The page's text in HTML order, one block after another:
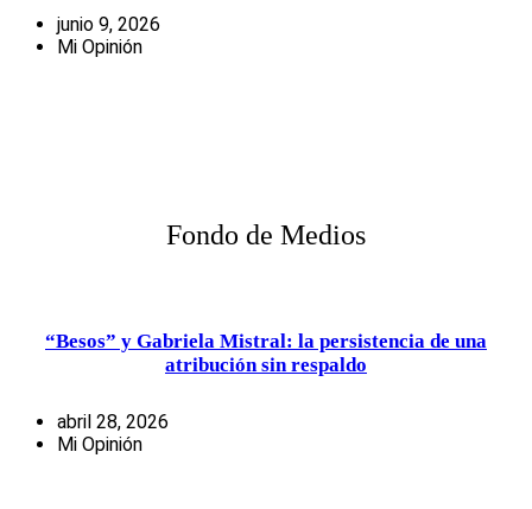
junio 9, 2026
Mi Opinión
Fondo de Medios
“Besos” y Gabriela Mistral: la persistencia de una
atribución sin respaldo
abril 28, 2026
Mi Opinión